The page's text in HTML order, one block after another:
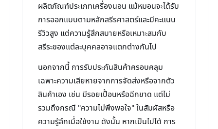
ผลิตภัณฑ์ประเภทเครื่องนอน แม้หมอนจะได้รับ
การออกแบบตามหลักสรีรศาสตร์และมีคะแนน
รีวิวสูง แต่ความรู้สึกสบายหรือเหมาะสมกับ
สรีระของแต่ละบุคคลอาจแตกต่างกันไป
นอกจากนี้ การรับประกันสินค้าครอบคลุม
เฉพาะความเสียหายจากการจัดส่งหรือจากตัว
สินค้าเอง เช่น มีรอยเปื้อนหรือฉีกขาด แต่ไม่
รวมถึงกรณี "ความไม่พึงพอใจ" ในสัมผัสหรือ
ความรู้สึกเมื่อใช้งาน ดังนั้น หากเป็นไปได้ การ